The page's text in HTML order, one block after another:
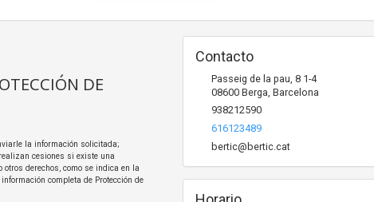
DE
la información solicitada;
cesiones si existe una
derechos, como se indica en la
completa de Protección de
Contacto
Passeig de la pau, 8 1-4
08600 Berga, Barcelona
938212590
616123489
bertic@bertic.cat